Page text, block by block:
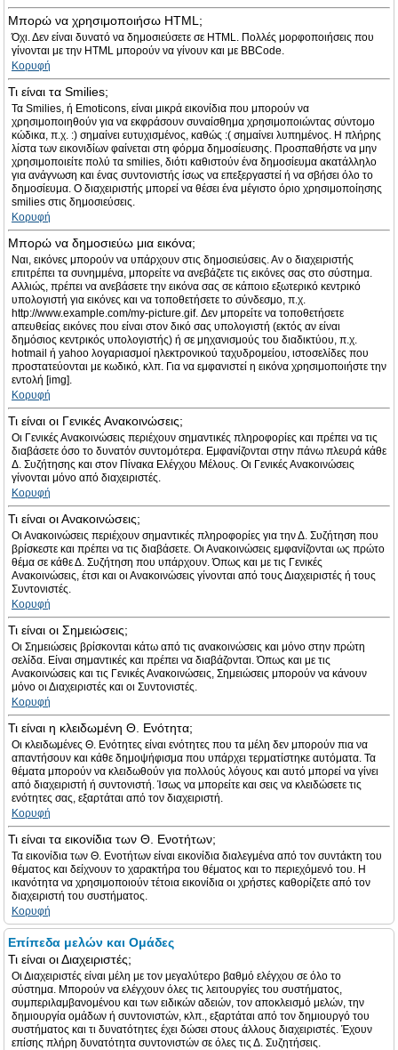
Μπορώ να χρησιμοποιήσω HTML;
Όχι. Δεν είναι δυνατό να δημοσιεύσετε σε HTML. Πολλές μορφοποιήσεις που
γίνονται με την HTML μπορούν να γίνουν και με BBCode.
Κορυφή
Τι είναι τα Smilies;
Τα Smilies, ή Emoticons, είναι μικρά εικονίδια που μπορούν να
χρησιμοποιηθούν για να εκφράσουν συναίσθημα χρησιμοποιώντας σύντομο
κώδικα, π.χ. :) σημαίνει ευτυχισμένος, καθώς :( σημαίνει λυπημένος. Η πλήρης
λίστα των εικονιδίων φαίνεται στη φόρμα δημοσίευσης. Προσπαθήστε να μην
χρησιμοποιείτε πολύ τα smilies, διότι καθιστούν ένα δημοσίευμα ακατάλληλο
για ανάγνωση και ένας συντονιστής ίσως να επεξεργαστεί ή να σβήσει όλο το
δημοσίευμα. Ο διαχειριστής μπορεί να θέσει ένα μέγιστο όριο χρησιμοποίησης
smilies στις δημοσιεύσεις.
Κορυφή
Μπορώ να δημοσιεύω μια εικόνα;
Ναι, εικόνες μπορούν να υπάρχουν στις δημοσιεύσεις. Αν ο διαχειριστής
επιτρέπει τα συνημμένα, μπορείτε να ανεβάζετε τις εικόνες σας στο σύστημα.
Αλλιώς, πρέπει να ανεβάσετε την εικόνα σας σε κάποιο εξωτερικό κεντρικό
υπολογιστή για εικόνες και να τοποθετήσετε το σύνδεσμο, π.χ.
http://www.example.com/my-picture.gif. Δεν μπορείτε να τοποθετήσετε
απευθείας εικόνες που είναι στον δικό σας υπολογιστή (εκτός αν είναι
δημόσιος κεντρικός υπολογιστής) ή σε μηχανισμούς του διαδικτύου, π.χ.
hotmail ή yahoo λογαριασμοί ηλεκτρονικού ταχυδρομείου, ιστοσελίδες που
προστατεύονται με κωδικό, κλπ. Για να εμφανιστεί η εικόνα χρησιμοποιήστε την
εντολή [img].
Κορυφή
Τι είναι οι Γενικές Ανακοινώσεις;
Οι Γενικές Ανακοινώσεις περιέχουν σημαντικές πληροφορίες και πρέπει να τις
διαβάσετε όσο το δυνατόν συντομότερα. Εμφανίζονται στην πάνω πλευρά κάθε
Δ. Συζήτησης και στον Πίνακα Ελέγχου Μέλους. Οι Γενικές Ανακοινώσεις
γίνονται μόνο από διαχειριστές.
Κορυφή
Τι είναι οι Ανακοινώσεις;
Οι Ανακοινώσεις περιέχουν σημαντικές πληροφορίες για την Δ. Συζήτηση που
βρίσκεστε και πρέπει να τις διαβάσετε. Οι Ανακοινώσεις εμφανίζονται ως πρώτο
θέμα σε κάθε Δ. Συζήτηση που υπάρχουν. Όπως και με τις Γενικές
Ανακοινώσεις, έτσι και οι Ανακοινώσεις γίνονται από τους Διαχειριστές ή τους
Συντονιστές.
Κορυφή
Τι είναι οι Σημειώσεις;
Οι Σημειώσεις βρίσκονται κάτω από τις ανακοινώσεις και μόνο στην πρώτη
σελίδα. Είναι σημαντικές και πρέπει να διαβάζονται. Όπως και με τις
Ανακοινώσεις και τις Γενικές Ανακοινώσεις, Σημειώσεις μπορούν να κάνουν
μόνο οι Διαχειριστές και οι Συντονιστές.
Κορυφή
Τι είναι η κλειδωμένη Θ. Ενότητα;
Οι κλειδωμένες Θ. Ενότητες είναι ενότητες που τα μέλη δεν μπορούν πια να
απαντήσουν και κάθε δημοψήφισμα που υπάρχει τερματίστηκε αυτόματα. Τα
θέματα μπορούν να κλειδωθούν για πολλούς λόγους και αυτό μπορεί να γίνει
από διαχειριστή ή συντονιστή. Ίσως να μπορείτε και σεις να κλειδώσετε τις
ενότητες σας, εξαρτάται από τον διαχειριστή.
Κορυφή
Τι είναι τα εικονίδια των Θ. Ενοτήτων;
Τα εικονίδια των Θ. Ενοτήτων είναι εικονίδια διαλεγμένα από τον συντάκτη του
θέματος και δείχνουν το χαρακτήρα του θέματος και το περιεχόμενό του. Η
ικανότητα να χρησιμοποιούν τέτοια εικονίδια οι χρήστες καθορίζετε από τον
διαχειριστή του συστήματος.
Κορυφή
Επίπεδα μελών και Ομάδες
Τι είναι οι Διαχειριστές;
Οι Διαχειριστές είναι μέλη με τον μεγαλύτερο βαθμό ελέγχου σε όλο το
σύστημα. Μπορούν να ελέγχουν όλες τις λειτουργίες του συστήματος,
συμπεριλαμβανομένου και των ειδικών αδειών, τον αποκλεισμό μελών, την
δημιουργία ομάδων ή συντονιστών, κλπ., εξαρτάται από τον δημιουργό του
συστήματος και τι δυνατότητες έχει δώσει στους άλλους διαχειριστές. Έχουν
επίσης πλήρη δυνατότητα συντονιστών σε όλες τις Δ. Συζητήσεις.